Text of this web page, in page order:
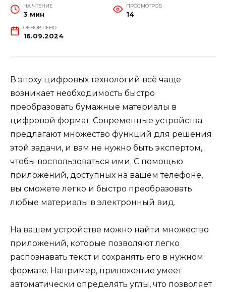
НА ЧТЕНИЕ
3 мин
ПРОСМОТРОВ
14
ОБНОВЛЕНО
16.09.2024
В эпоху цифровых технологий всё чаще
возникает необходимость быстро
преобразовать бумажные материалы в
цифровой формат. Современные устройства
предлагают множество функций для решения
этой задачи, и вам не нужно быть экспертом,
чтобы воспользоваться ими. С помощью
приложений, доступных на вашем телефоне,
вы сможете легко и быстро преобразовать
любые материалы в электронный вид.
На вашем устройстве можно найти множество
приложений, которые позволяют легко
распознавать текст и сохранять его в нужном
формате. Например, приложение умеет
автоматически определять углы, что позволяет